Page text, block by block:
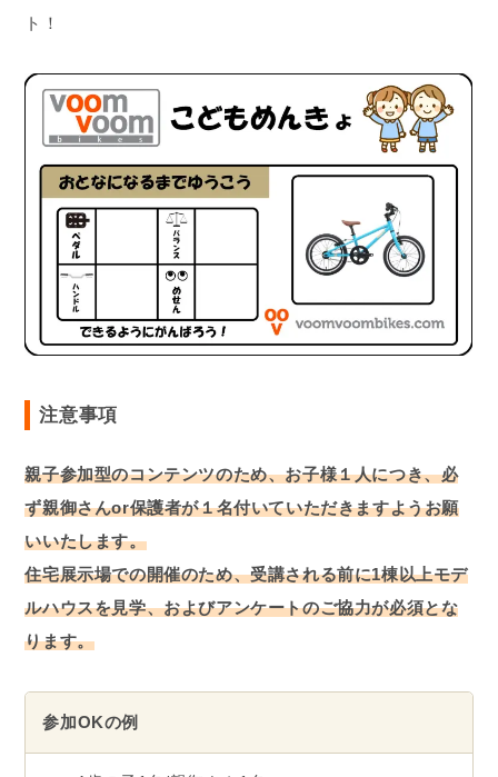
ト！
注意事項
親子参加型のコンテンツのため、お子様１人につき、必
ず親御さんor保護者が１名付いていただきますようお願
いいたします。
住宅展示場での開催のため、受講される前に1棟以上モデ
ルハウスを見学、およびアンケートのご協力が必須とな
ります。
参加OKの例